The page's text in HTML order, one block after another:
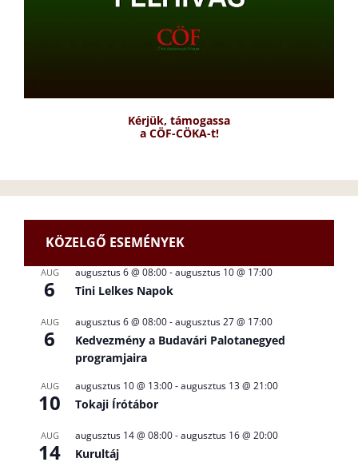
Kérjük, támogassa
a CÖF-CÖKA-t!
KÖZELGŐ ESEMÉNYEK
AUG
6
augusztus 6 @ 08:00-augusztus 10 @ 17:00
Tini Lelkes Napok
AUG
6
augusztus 6 @ 08:00-augusztus 27 @ 17:00
Kedvezmény a Budavári Palotanegyed
programjaira
AUG
10
augusztus 10 @ 13:00-augusztus 13 @ 21:00
Tokaji Írótábor
AUG
14
augusztus 14 @ 08:00-augusztus 16 @ 20:00
Kurultáj